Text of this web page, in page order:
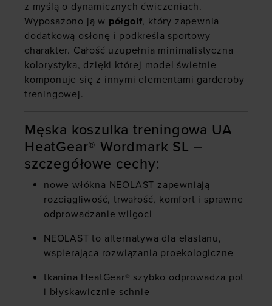
z myślą o dynamicznych ćwiczeniach.
Wyposażono ją w półgolf, który zapewnia
dodatkową osłonę i podkreśla sportowy
charakter. Całość uzupełnia minimalistyczna
kolorystyka, dzięki której model świetnie
komponuje się z innymi elementami garderoby
treningowej.
Męska koszulka treningowa UA
HeatGear® Wordmark SL –
szczegółowe cechy:
nowe włókna NEOLAST zapewniają
rozciągliwość, trwałość, komfort i sprawne
odprowadzanie wilgoci
NEOLAST to alternatywa dla elastanu,
wspierająca rozwiązania proekologiczne
tkanina HeatGear® szybko odprowadza pot
i błyskawicznie schnie